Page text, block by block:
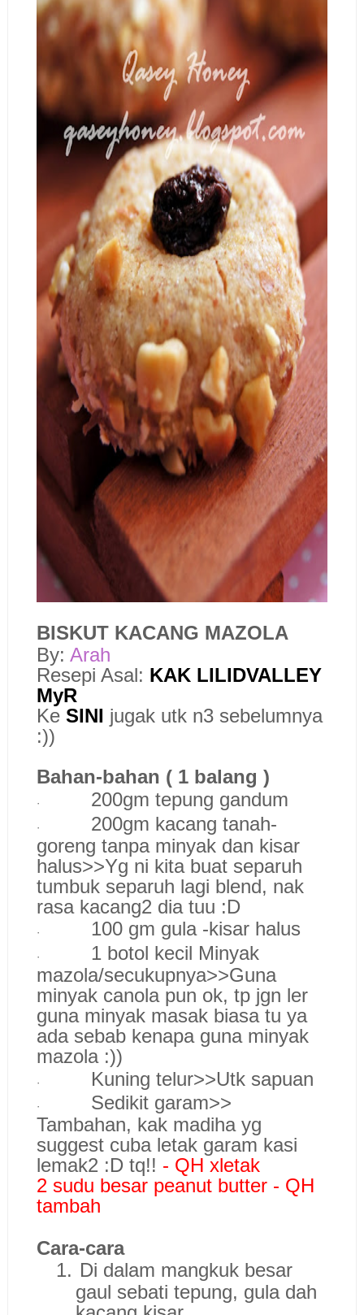
BISKUT KACANG MAZOLA
By: Arah
Resepi Asal: KAK LILIDVALLEY
MyR
Ke SINI jugak utk n3 sebelumnya
:))
Bahan-bahan ( 1 balang )
· 200gm tepung gandum
·
200gm kacang tanah-
goreng tanpa minyak dan kisar
halus>>Yg ni kita buat separuh
tumbuk separuh lagi blend, nak
rasa kacang2 dia tuu :D
· 100 gm gula -kisar halus
·
1 botol kecil Minyak
mazola/secukupnya>>Guna
minyak canola pun ok, tp jgn ler
guna minyak masak biasa tu ya
ada sebab kenapa guna minyak
mazola :))
· Kuning telur>>Utk sapuan
·
Sedikit garam>>
Tambahan, kak madiha yg
suggest cuba letak garam kasi
lemak2 :D tq!! - QH xletak
2 sudu besar peanut butter - QH
tambah
Cara-cara
1. Di dalam mangkuk besar
gaul sebati tepung, gula dah